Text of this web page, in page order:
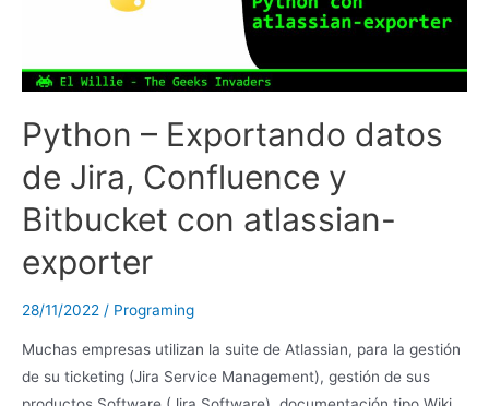
Python – Exportando datos
de Jira, Confluence y
Bitbucket con atlassian-
exporter
28/11/2022 / Programing
Muchas empresas utilizan la suite de Atlassian, para la gestión
de su ticketing (Jira Service Management), gestión de sus